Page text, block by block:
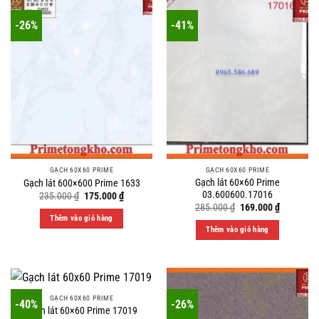
-26%
GẠCH 60X60 PRIME
Gạch lát 600×600 Prime 1633
235.000₫ Original
was:
235.000 ₫.
175.000₫Current
price
Thêm vào giỏ hàng
-41%
GẠCH 60X60 PRIME
Gạch lát 60×60 Prime
03.600600.17016
285.000₫ Original
was:
285.000 ₫.
169.000₫Current
price
Thêm vào giỏ hàng
-40% GẠCH 60X60 PRIME
Gạch lát 60×60 Prime 17019
-26%